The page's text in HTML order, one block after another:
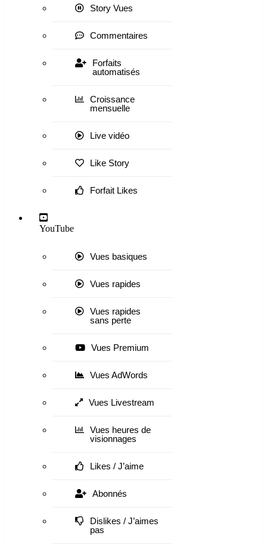
Story Vues
Commentaires
Forfaits
automatisés
Croissance
mensuelle
Live vidéo
Like Story
Forfait Likes
YouTube
Vues basiques
Vues rapides
Vues rapides
sans perte
Vues Premium
Vues AdWords
Vues Livestream
Vues heures de
visionnages
Likes / J’aime
Abonnés
Dislikes / J’aimes
pas